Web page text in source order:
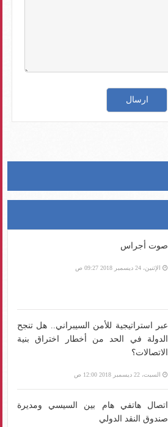
صوت أجراس
الإثنين، 24 ديسمبر 2018 09:27 ص
عبر استراتيجية للأمن السيبراني.. هل تنجح
الدولة في الحد من أخطار اختراق بنية
الاتصالات؟
السبت، 22 ديسمبر 2018 12:00 ص
اتصال هاتفي هام بين السيسي ومديرة
صندوق النقد الدولي